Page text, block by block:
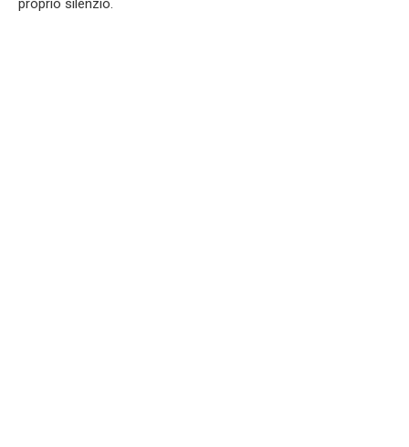
proprio silenzio.